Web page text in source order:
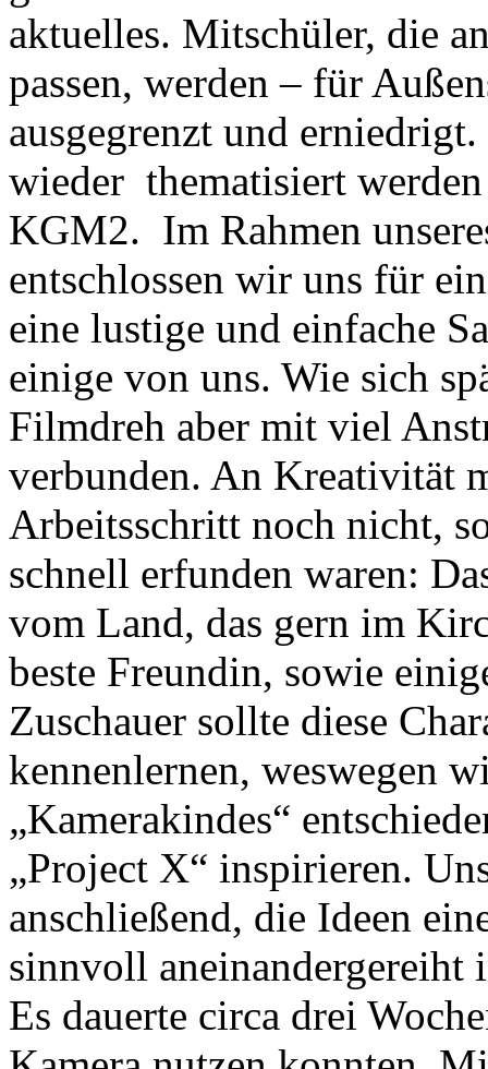
aktuelles. Mitschüler, die
passen, werden – für
ausgegrenzt und
wieder thematisiert
KGM2. Im Rahmen
entschlossen wir uns für
eine lustige und einfache
einige von uns. Wie sich
Filmdreh aber mit viel
verbunden. An Kreativität
Arbeitsschritt noch nicht,
schnell erfunden waren:
vom Land, das gern im
beste Freundin, sowie
Zuschauer sollte diese
kennenlernen, weswegen
„Kamerakindes“
„Project X“ inspirieren.
anschließend, die Ideen
sinnvoll aneinandergereiht
Es dauerte circa drei